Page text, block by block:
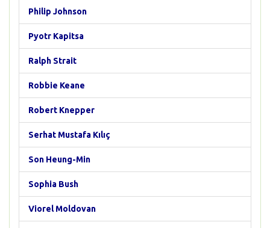
Philip Johnson
Pyotr Kapitsa
Ralph Strait
Robbie Keane
Robert Knepper
Serhat Mustafa Kılıç
Son Heung-Min
Sophia Bush
Viorel Moldovan